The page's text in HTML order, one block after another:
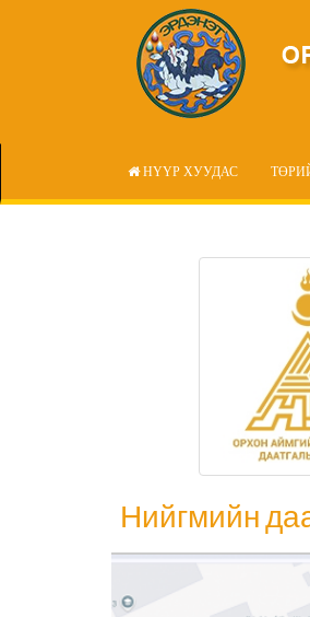
НҮҮР ХУУДАС
Нийгмийн
Нийгмийн